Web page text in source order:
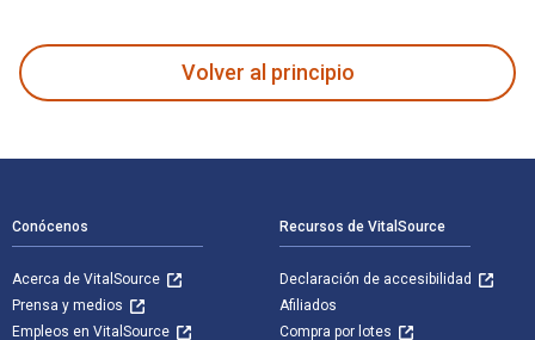
Volver al principio
Conócenos
Acerca de VitalSource
Prensa y medios
Empleos en VitalSource
Recursos de VitalSource
Declaración de accesibilidad
Afiliados
Compra por lotes